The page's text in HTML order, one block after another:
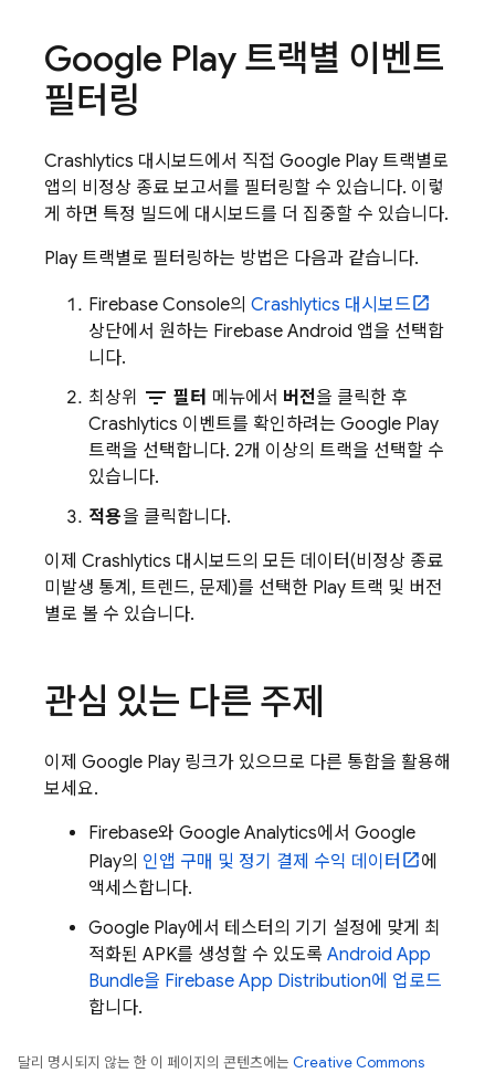
Google Play 트랙별 이벤트
필터링
Crashlytics 대시보드에서 직접 Google Play 트랙별로
앱의 비정상 종료 보고서를 필터링할 수 있습니다. 이렇
게 하면 특정 빌드에 대시보드를 더 집중할 수 있습니다.
Play 트랙별로 필터링하는 방법은 다음과 같습니다.
Firebase Console의 Crashlytics 대시보드
상단에서 원하는 Firebase Android 앱을 선택합
니다.
최상위 filter_list 필터 메뉴에서 버전을 클릭한 후
Crashlytics 이벤트를 확인하려는 Google Play
트랙을 선택합니다. 2개 이상의 트랙을 선택할 수
있습니다.
적용을 클릭합니다.
이제 Crashlytics 대시보드의 모든 데이터(비정상 종료
미발생 통계, 트렌드, 문제)를 선택한 Play 트랙 및 버전
별로 볼 수 있습니다.
관심 있는 다른 주제
이제 Google Play 링크가 있으므로 다른 통합을 활용해
보세요.
Firebase와 Google Analytics에서 Google
Play의 인앱 구매 및 정기 결제 수익 데이터
에
액세스합니다.
Google Play에서 테스터의 기기 설정에 맞게 최
적화된 APK를 생성할 수 있도록 Android App
Bundle을 Firebase App Distribution에 업로드
합니다.
달리 명시되지 않는 한 이 페이지의 콘텐츠에는 Creative Commons